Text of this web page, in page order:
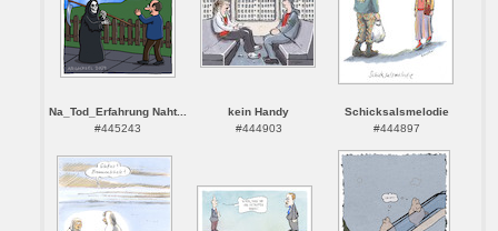
Na_Tod_Erfahrung Naht...
#445243
kein Handy
#444903
Schicksalsmelodie
#444897